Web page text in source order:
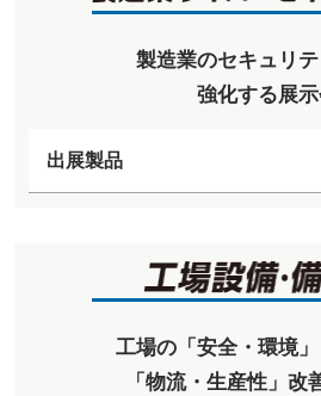
製造業のセキュリ
強化する展
出展製品
工場の「安全・環境」
「物流・生産性」改